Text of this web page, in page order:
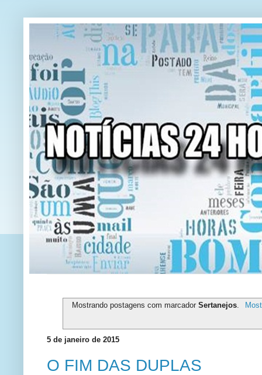
Mostrando postagens com marcadorSertanejos
5 de janeiro de 2015
O FIM DAS DUPLAS